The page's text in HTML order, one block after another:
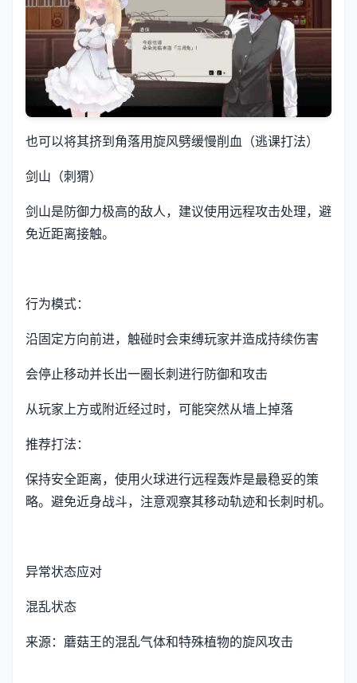
也可以将其挤到角落用旋风劈缓慢削血（逃课打法）
剑山（刺猬）
剑山是防御力极高的敌人，建议使用远程攻击处理，避
免近距离接触。
行为模式：
沿固定方向前进，触碰时会束缚玩家并造成持续伤害
会停止移动并长出一圈长刺进行防御和攻击
从玩家上方或附近经过时，可能突然从墙上掉落
推荐打法：
保持安全距离，使用火球进行远程轰炸是最稳妥的策
略。避免近身战斗，注意观察其移动轨迹和长刺时机。
异常状态应对
混乱状态
来源：蘑菇王的混乱气体和特殊植物的旋风攻击